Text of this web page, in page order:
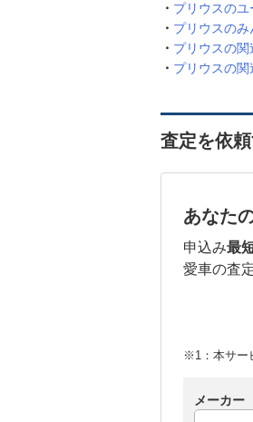
プリウスのユ
プリウスのみ
プリウスの関
プリウスの関
査定を依
あなた
申込み最
愛車の査
※1：本サー
メーカー